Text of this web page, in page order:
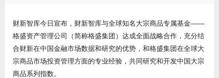
财新智库今日宣布，财新智库与全球知名大宗商品专属基金——
格盛资产管理公司（简称格盛集团）达成全面战略合作，充分结
合财新在中国金融市场数据和研究的优势，和格盛集团在全球大
宗商品市场投资管理方面的专业经验，共同研究和开发中国大宗
商品系列指数。